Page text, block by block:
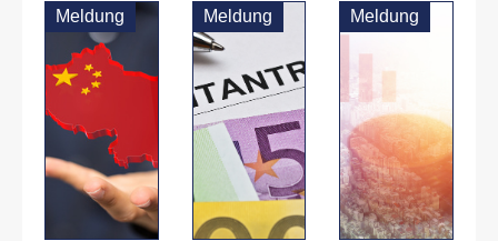
Meldung Meldung Meldung